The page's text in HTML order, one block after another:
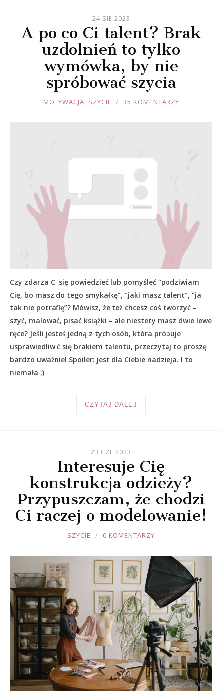
24 SIE 2023
A po co Ci talent? Brak
uzdolnień to tylko
wymówka, by nie
spróbować szycia
JOULE
MOTYWACJA, SZYCIE 35 KOMENTARZY
Czy zdarza Ci się powiedzieć lub pomyśleć “podziwiam
Cię, bo masz do tego smykałkę”, “jaki masz talent”, “ja
tak nie potrafię”? Mówisz, że też chcesz coś tworzyć –
szyć, malować, pisać książki – ale niestety masz dwie lewe
ręce? Jeśli jesteś jedną z tych osób, która próbuje
usprawiedliwić się brakiem talentu, przeczytaj to proszę
bardzo uważnie! Spoiler: jest dla Ciebie nadzieja. I to
niemała ;)
CZYTAJ DALEJ
23 CZE 2023
Interesuje Cię
konstrukcja odzieży?
Przypuszczam, że chodzi
Ci raczej o modelowanie!
JOULE
SZYCIE 0 KOMENTARZY